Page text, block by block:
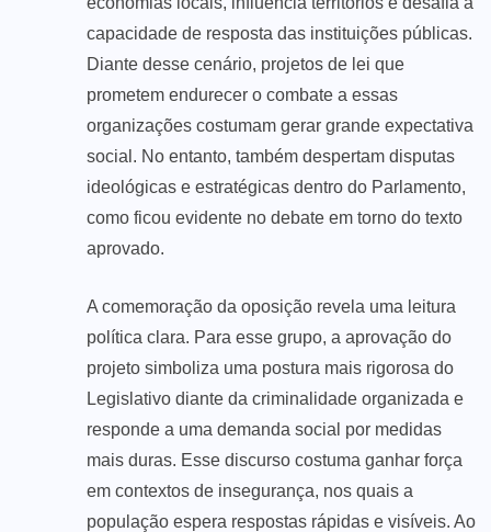
capacidade de resposta das instituições públicas.
Diante desse cenário, projetos de lei que
prometem endurecer o combate a essas
organizações costumam gerar grande expectativa
social. No entanto, também despertam disputas
ideológicas e estratégicas dentro do Parlamento,
como ficou evidente no debate em torno do texto
aprovado.
A comemoração da oposição revela uma leitura
política clara. Para esse grupo, a aprovação do
projeto simboliza uma postura mais rigorosa do
Legislativo diante da criminalidade organizada e
responde a uma demanda social por medidas
mais duras. Esse discurso costuma ganhar força
em contextos de insegurança, nos quais a
população espera respostas rápidas e visíveis. Ao